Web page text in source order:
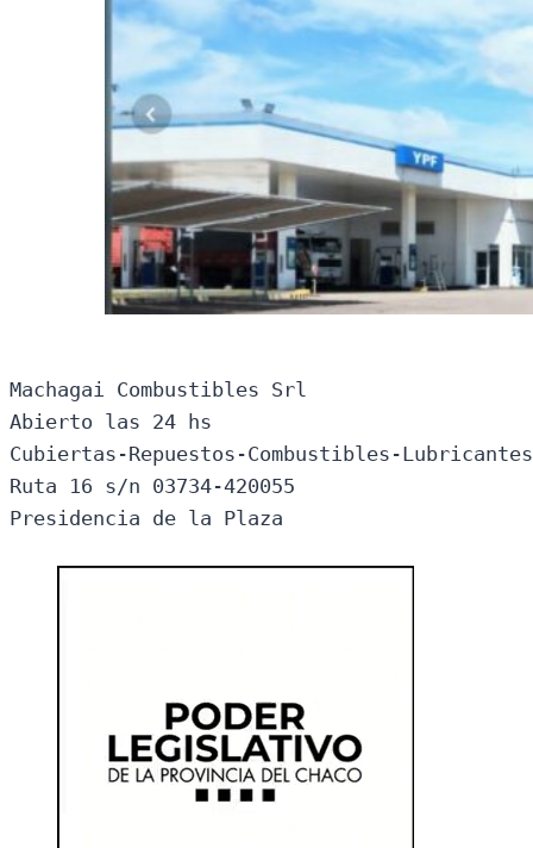
Machagai Combustibles Srl
Abierto las 24 hs
Cubiertas-Repuestos-Combustibles-
Ruta 16 s/n 03734-420055
Presidencia de la Plaza